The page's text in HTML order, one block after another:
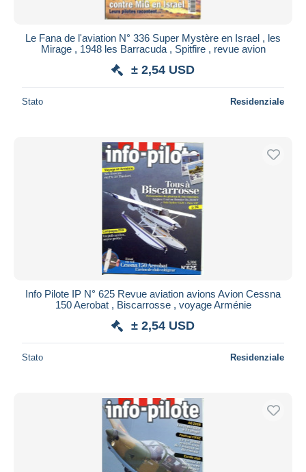
Le Fana de l'aviation N° 336 Super Mystère en Israel , les
Mirage , 1948 les Barracuda , Spitfire , revue avion
± 2,54 USD
Stato Residenziale
Info Pilote IP N° 625 Revue aviation avions Avion Cessna
150 Aerobat , Biscarrosse , voyage Arménie
± 2,54 USD
Stato Residenziale